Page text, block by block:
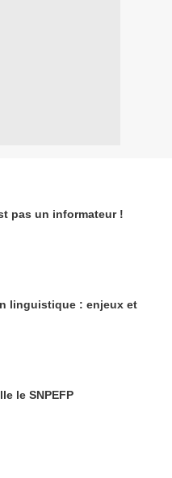
pas un informateur !
linguistique : enjeux et
le SNPEFP